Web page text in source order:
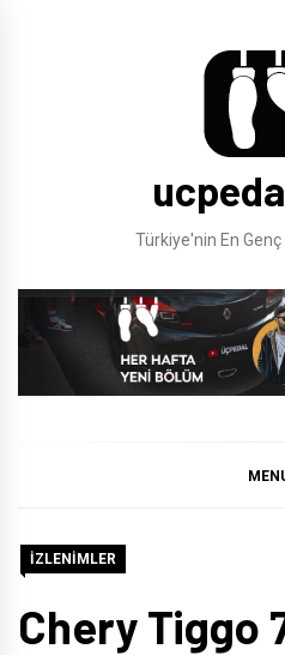
Türkiye'nin En
İZLENİMLER
Chery Tiggo